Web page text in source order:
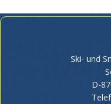
Ski- und
D-